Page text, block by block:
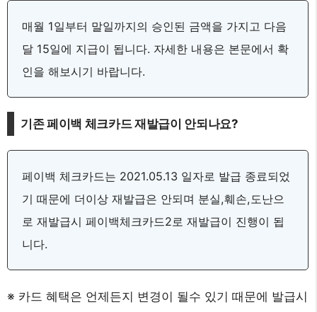
매월 1일부터 말일까지의 승인된 금액을 가지고 다음
달 15일에 지급이 됩니다. 자세한 내용은 본문에서 확
인을 해보시기 바랍니다.
기존 페이백 체크카드 재발급이 안되나요?
페이백 체크카드는 2021.05.13 일자로 발급 종료되었
기 때문에 더이상 재발급은 안되며 분실,훼손,도난으
로 재발급시 페이백체크카드2로 재발급이 진행이 됩
니다.
※ 카드 혜택은 언제든지 변경이 될수 있기 때문에 발급시